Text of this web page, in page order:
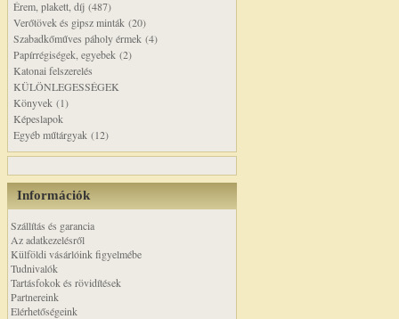
Érem, plakett, díj (487)
Verőtövek és gipsz minták (20)
Szabadkőműves páholy érmek (4)
Papírrégiségek, egyebek (2)
Katonai felszerelés
KÜLÖNLEGESSÉGEK
Könyvek (1)
Képeslapok
Egyéb műtárgyak (12)
Információk
Szállítás és garancia
Az adatkezelésről
Külföldi vásárlóink figyelmébe
Tudnivalók
Tartásfokok és rövidítések
Partnereink
Elérhetőségeink